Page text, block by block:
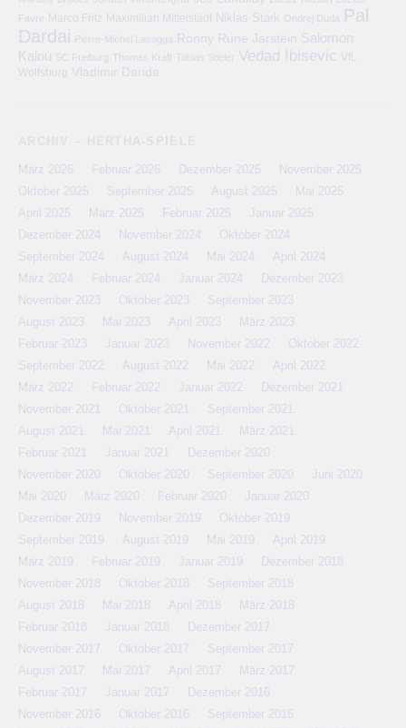
Favre
Marco Fritz Maximilian Mittelstädt Niklas Stark Ondrej Duda Pal
Dardai
Pierre-Michel Lasogga Ronny Rune Jarstein Salomon
Kalou SC Freiburg Thomas Kraft Tobias Stieler Vedad Ibisevic
VfL
Wolfsburg
Vladimir Darida
März 2026 Februar 2026 Dezember 2025
November 2025
Oktober 2025
September 2025 August 2025
Mai 2025
April 2025
März 2025 Februar 2025
Januar 2025
Dezember 2024
November 2024
Oktober 2024
September 2024
August 2024 Mai 2024
April 2024
März 2024
Februar 2024 Januar 2024
Dezember 2023
November 2023
Oktober 2023
September 2023
August 2023
Mai 2023 April 2023
März 2023
Februar 2023
Januar 2023 November 2022
Oktober 2022
September 2022
August 2022 Mai 2022
April 2022
März 2022
Februar 2022 Januar 2022
Dezember 2021
November 2021
Oktober 2021
September 2021
August 2021
Mai 2021 April 2021
März 2021
Februar 2021
Januar 2021
Dezember 2020
November 2020
Oktober 2020 September 2020
Juni 2020
Mai 2020
März 2020 Februar 2020
Januar 2020
Dezember 2019
November 2019
Oktober 2019
September 2019
August 2019 Mai 2019
April 2019
März 2019
Februar 2019 Januar 2019
Dezember 2018
November 2018
Oktober 2018
September 2018
August 2018
Mai 2018 April 2018
März 2018
Februar 2018
Januar 2018
Dezember 2017
November 2017
Oktober 2017
September 2017
August 2017
Mai 2017 April 2017
März 2017
Februar 2017
Januar 2017
Dezember 2016
November 2016
Oktober 2016
September 2016